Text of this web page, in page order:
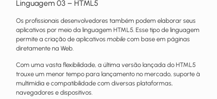
Linguagem 03 – HTML5
Os profissionais desenvolvedores também podem elaborar seus
aplicativos por meio da linguagem HTML5. Esse tipo de linguagem
permite a criação de aplicativos mobile com base em páginas
diretamente na Web.
Com uma vasta flexibilidade, a última versão lançada do HTML5
trouxe um menor tempo para lançamento no mercado, suporte à
multimídia e compatibilidade com diversas plataformas,
navegadores e dispositivos.